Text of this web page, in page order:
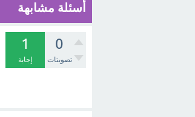
أسئلة مشابهة
0
تصويتات
1
إجابة